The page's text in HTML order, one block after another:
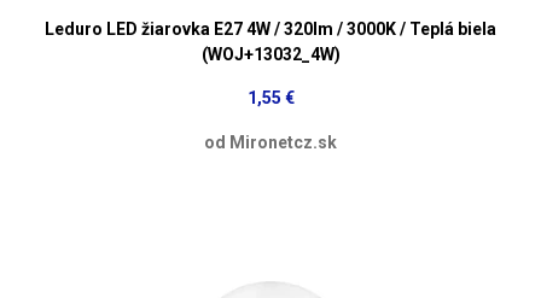
Leduro LED žiarovka E27 4W / 320lm / 3000K / Teplá biela
(WOJ+13032_4W)
1,55 €
od Mironetcz.sk